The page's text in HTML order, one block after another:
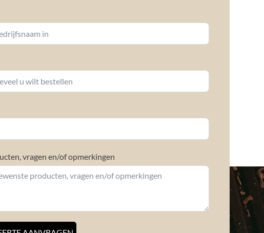
vragen en/of opmerkingen